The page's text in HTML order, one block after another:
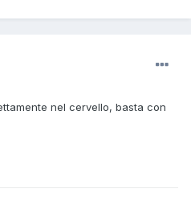
nel cervello, basta con